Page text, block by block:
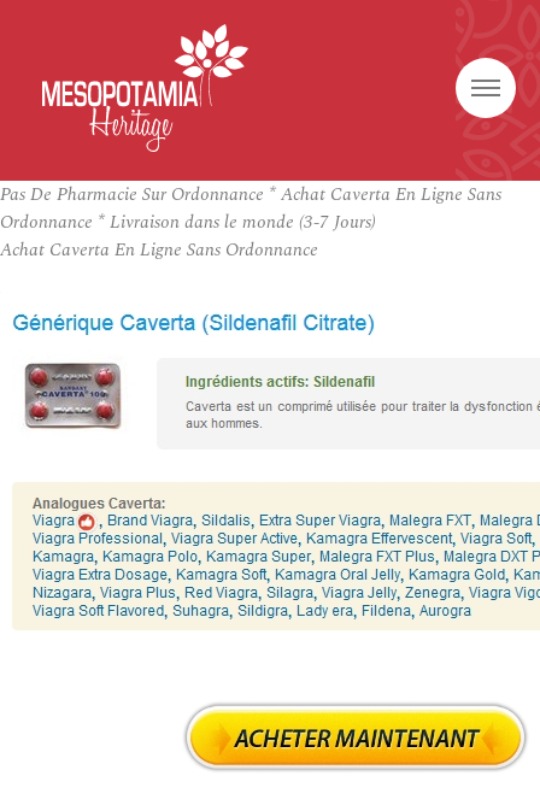
Pas De Pharmacie Sur Ordonnance * Achat Caverta En Ligne Sans
Ordonnance * Livraison dans le monde (3-7 Jours)
Achat Caverta En Ligne Sans Ordonnance